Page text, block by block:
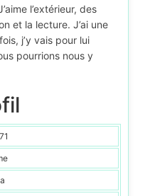
l’extérieur, des
et la lecture. J’ai une
j’y vais pour lui
pourrions nous y